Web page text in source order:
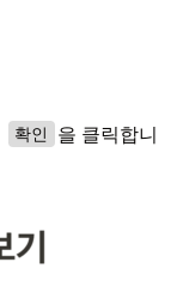
확인
을 클릭합니